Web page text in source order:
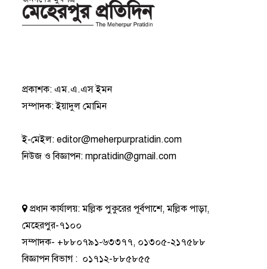
প্রকাশক: এম.এ.এস ইমন
সম্পাদক: ইয়াদুল মোমিন
ই-মেইল:editor@meherpurpratidin.com
নিউজ ও বিজ্ঞাপন:mpratidin@gmail.com
প্রধান কার্যালয়:মল্লিক পুকুরের পূর্বপাশে, মল্লিক পাড়া,
মেহেরপুর-৭১০০
সম্পাদক- +৮৮০৭৯১-৬৩৩৭৭, ০১৩০৫-২১৭৫৮৮
বিজ্ঞাপন বিভাগ: ০১৭১২-৮৮৫৮৫৫